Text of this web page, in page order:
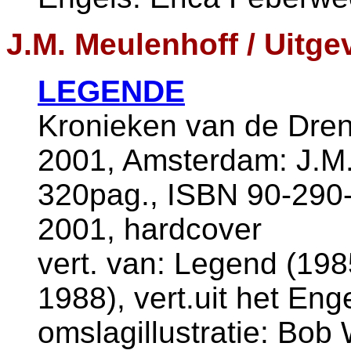
J.M. Meulenhoff /
LEGENDE
Kronieken van de
2001, Amsterdam:
320pag., ISBN 90-
2001, hardcover
vert. van: Legend
1988), vert.uit het
omslagillustratie: Bob